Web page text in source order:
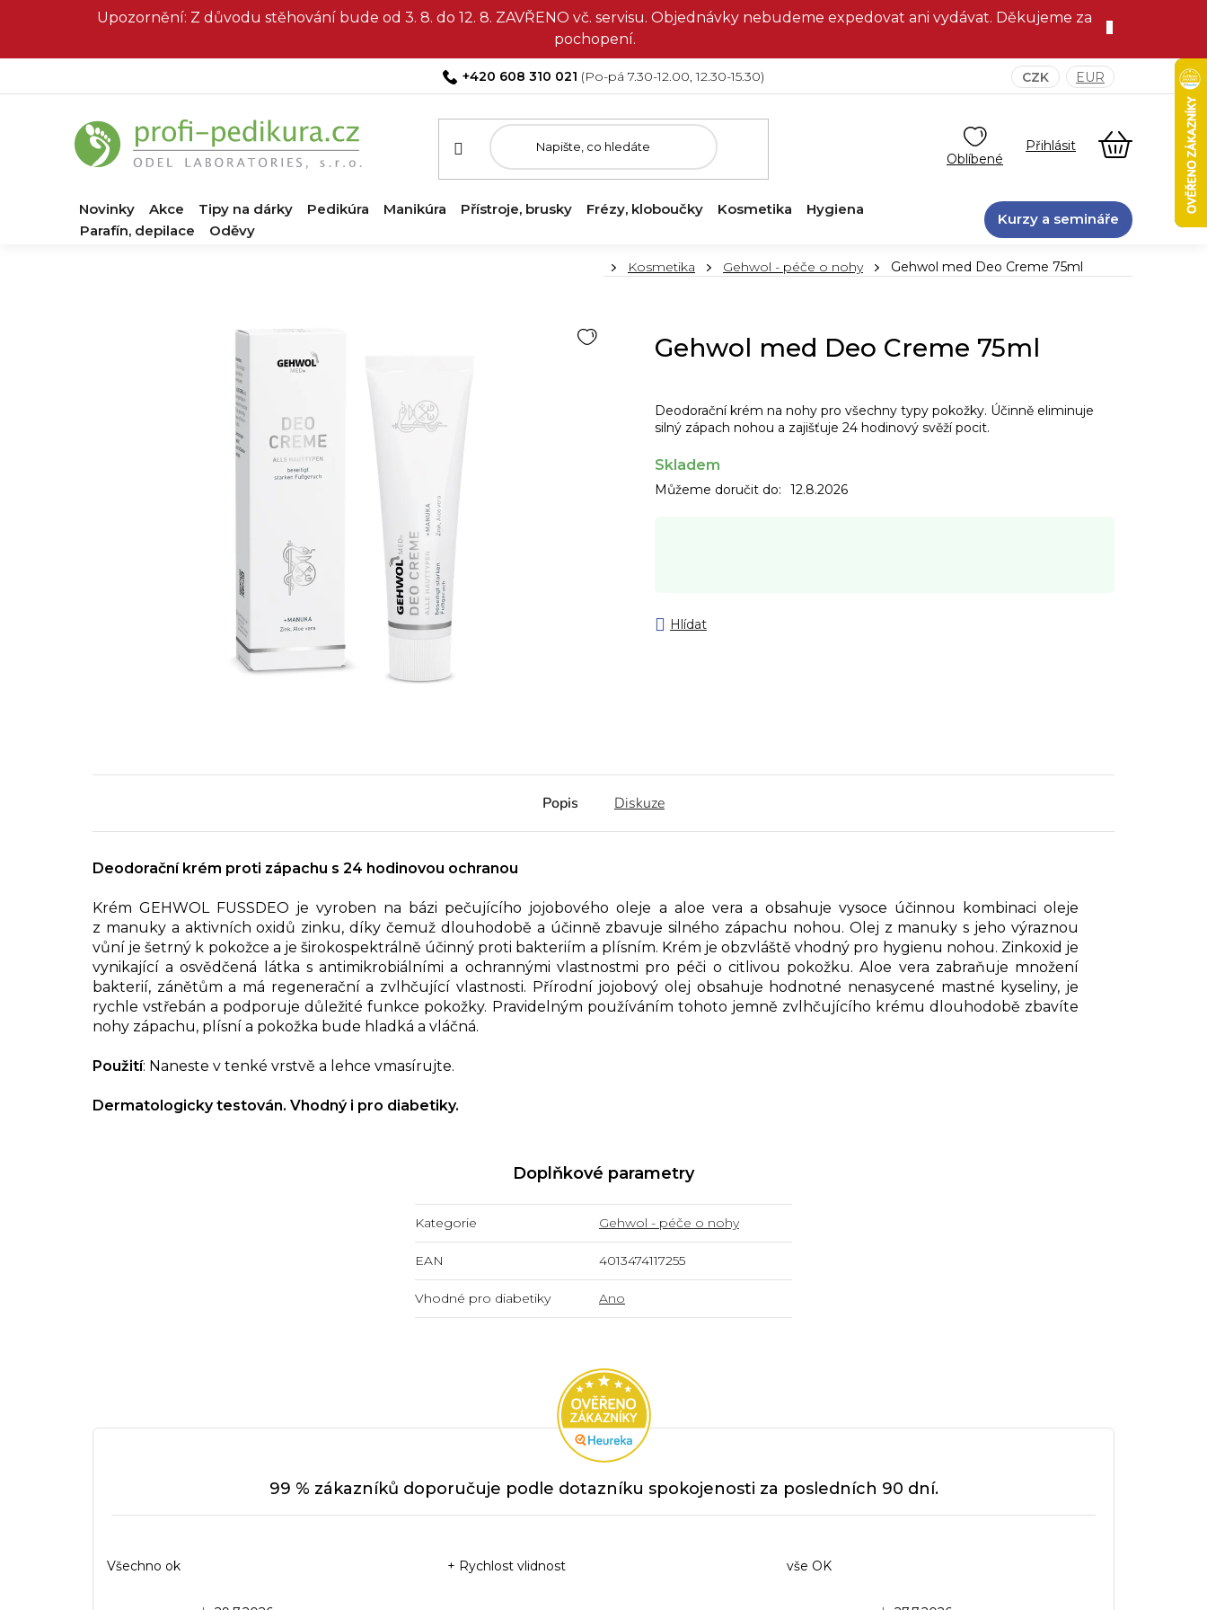
Upozornění: Z důvodu stěhování bude od 3. 8. do 12. 8. ZAVŘENO vč. servisu. Objednávky nebudeme expedovat ani vydávat. Děkujeme za
pochopení.
+420 608 310 021 CZK EUR
NÁKUPNÍ
KOŠÍK
Novinky Akce Tipy na dárky Pedikúra Manikúra Přístroje, brusky Frézy, kloboučky Kosmetika
Hygiena
Parafín, depilace
Oděvy
Kurzy a semináře
DomůKosmetika Gehwol - péče o nohy Gehwol med Deo Creme 75ml
Gehwol med Deo Creme 75ml
Deodorační krém na nohy pro všechny typy pokožky. Účinně eliminuje
silný zápach nohou a zajišťuje 24 hodinový svěží pocit.
Skladem
Můžeme doručit do: 12.8.2026
Hlídat
Popis Diskuze
Deodorační krém proti zápachu s 24 hodinovou ochranou
Krém GEHWOL FUSSDEO je vyroben na bázi pečujícího jojobového oleje a aloe vera a obsahuje vysoce účinnou kombinaci oleje
z manuky a aktivních oxidů zinku, díky čemuž dlouhodobě a účinně zbavuje silného zápachu nohou. Olej z manuky s jeho výraznou
vůní je šetrný k pokožce a je širokospektrálně účinný proti bakteriím a plísním. Krém je obzvláště vhodný pro hygienu nohou. Zinkoxid je
vynikající a osvědčená látka s antimikrobiálními a ochrannými vlastnostmi pro péči o citlivou pokožku. Aloe vera zabraňuje množení
bakterií, zánětům a má regenerační a zvlhčující vlastnosti. Přírodní jojobový olej obsahuje hodnotné nenasycené mastné kyseliny, je
rychle vstřebán a podporuje důležité funkce pokožky. Pravidelným používáním tohoto jemně zvlhčujícího krému dlouhodobě zbavíte
nohy zápachu, plísní a pokožka bude hladká a vláčná.
Použití: Naneste v tenké vrstvě a lehce vmasírujte.
Dermatologicky testován. Vhodný i pro diabetiky.
Doplňkové parametry
Kategorie Gehwol - péče o nohy
EAN 4013474117255
Vhodné pro diabetiky Ano
99 % zákazníků doporučuje podle dotazníku spokojenosti za posledních 90 dní.
Všechno ok + Rychlost vlidnost vše OK